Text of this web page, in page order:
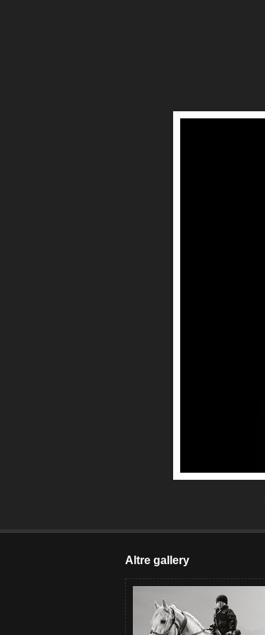
Altre gallery